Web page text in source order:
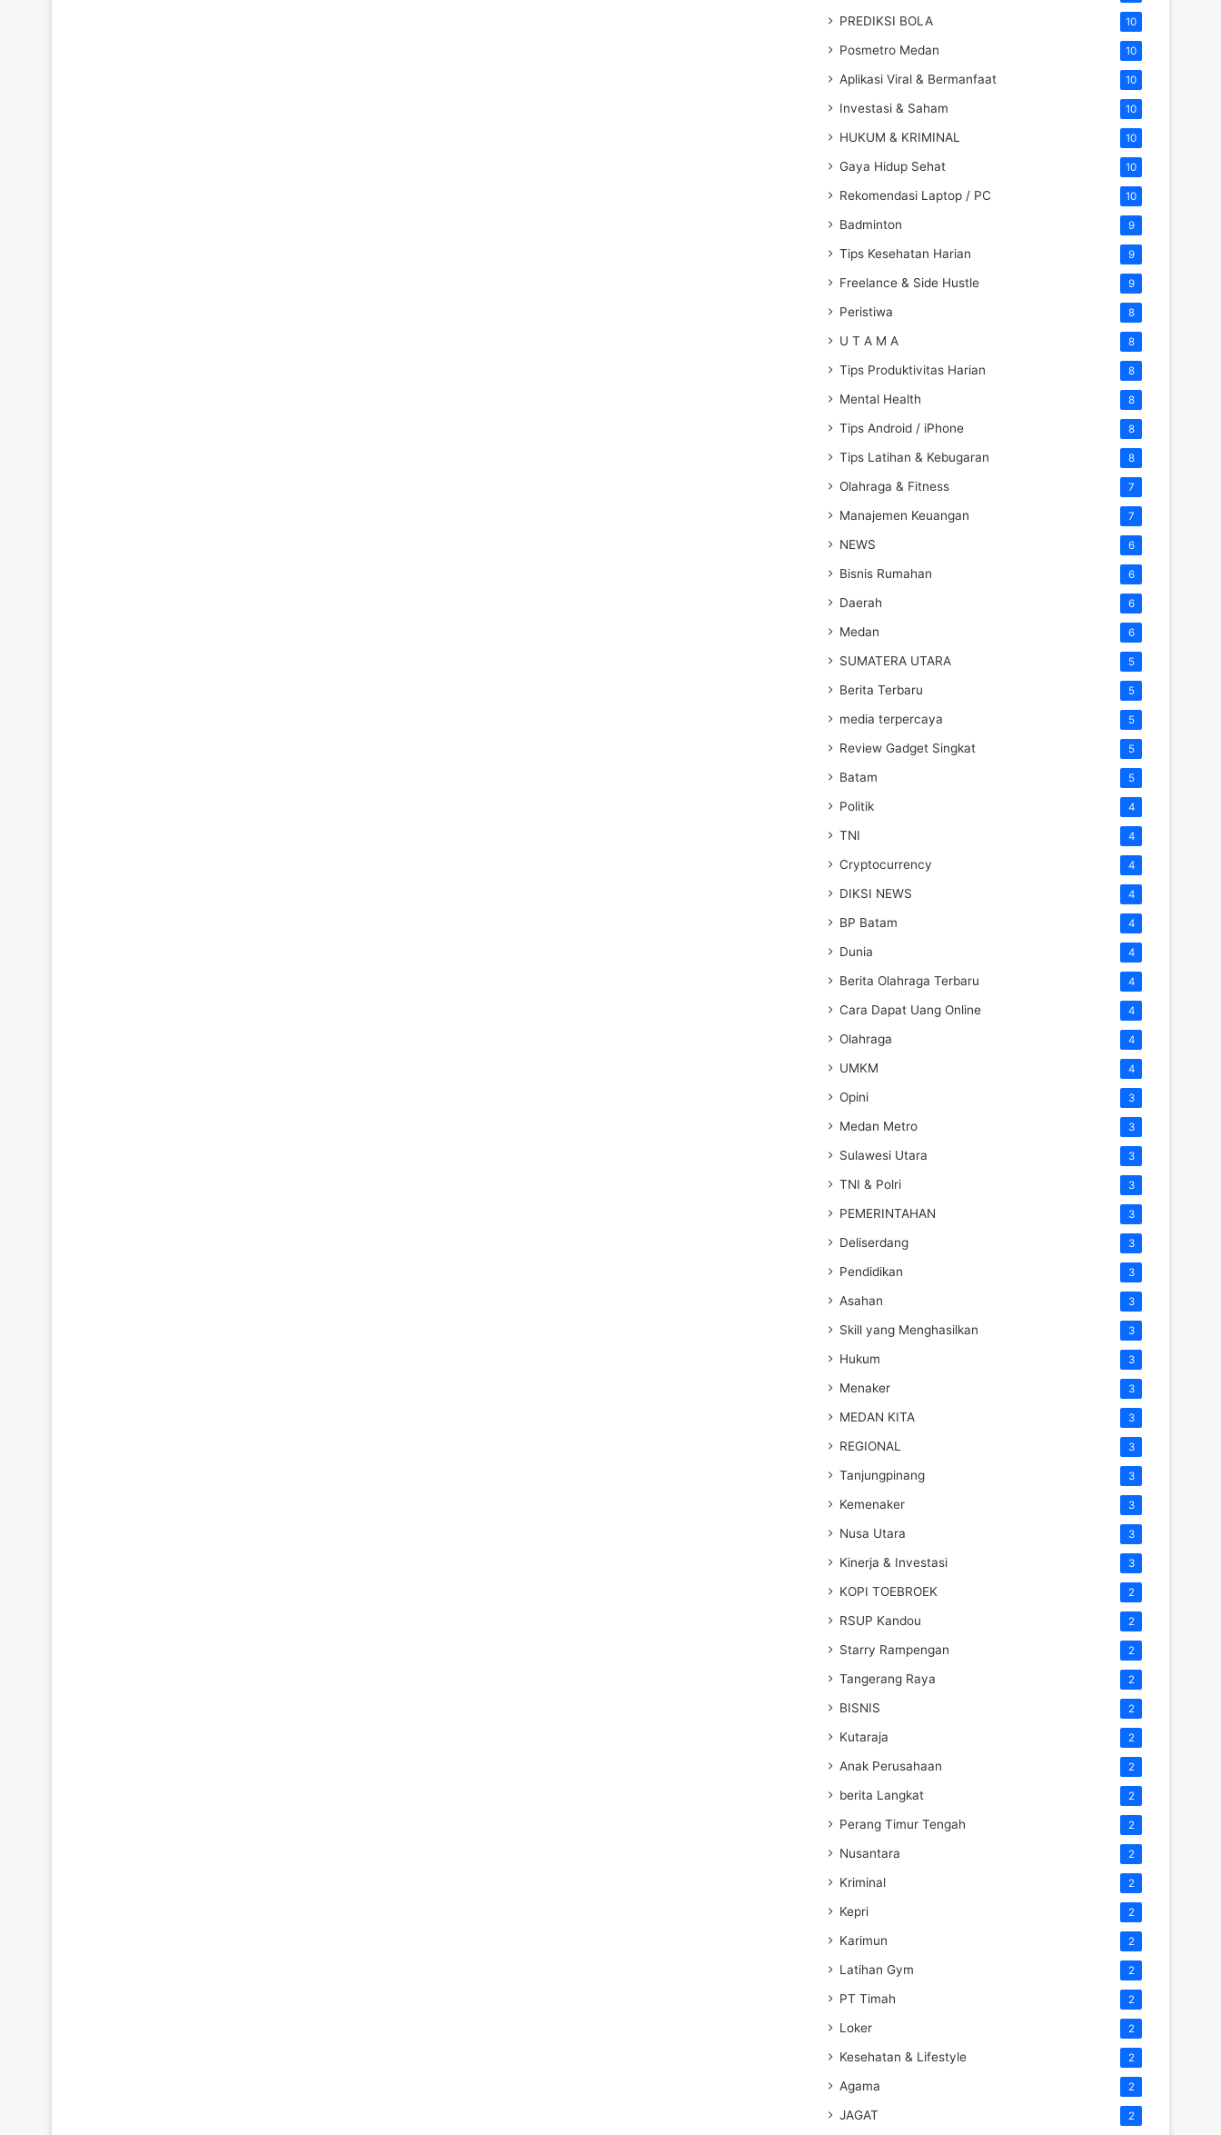
PREDIKSI BOLA 10
Posmetro Medan 10
Aplikasi Viral & Bermanfaat 10
Investasi & Saham 10
HUKUM & KRIMINAL 10
Gaya Hidup Sehat 10
Rekomendasi Laptop / PC 10
Badminton 9
Tips Kesehatan Harian 9
Freelance & Side Hustle 9
Peristiwa 8
U T A M A 8
Tips Produktivitas Harian 8
Mental Health 8
Tips Android / iPhone 8
Tips Latihan & Kebugaran 8
Olahraga & Fitness 7
Manajemen Keuangan 7
NEWS 6
Bisnis Rumahan 6
Daerah 6
Medan 6
SUMATERA UTARA 5
Berita Terbaru 5
media terpercaya 5
Review Gadget Singkat 5
Batam 5
Politik 4
TNI 4
Cryptocurrency 4
DIKSI NEWS 4
BP Batam 4
Dunia 4
Berita Olahraga Terbaru 4
Cara Dapat Uang Online 4
Olahraga 4
UMKM 4
Opini 3
Medan Metro 3
Sulawesi Utara 3
TNI & Polri 3
PEMERINTAHAN 3
Deliserdang 3
Pendidikan 3
Asahan 3
Skill yang Menghasilkan 3
Hukum 3
Menaker 3
MEDAN KITA 3
REGIONAL 3
Tanjungpinang 3
Kemenaker 3
Nusa Utara 3
Kinerja & Investasi 3
KOPI TOEBROEK 2
RSUP Kandou 2
Starry Rampengan 2
Tangerang Raya 2
BISNIS 2
Kutaraja 2
Anak Perusahaan 2
berita Langkat 2
Perang Timur Tengah 2
Nusantara 2
Kriminal 2
Kepri 2
Karimun 2
Latihan Gym 2
PT Timah 2
Loker 2
Kesehatan & Lifestyle 2
Agama 2
JAGAT 2